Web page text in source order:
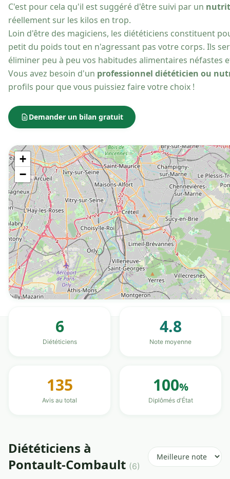
C'est pour cela qu'il est suggéré d'être suivi par un
réellement sur les kilos en trop.
Loin d'être des magiciens, les diététiciens constituent
petit du poids tout en n'agressant pas votre corps. Ils
éliminer peu à peu vos habitudes alimentaires néfastes
Vous avez besoin d'un professionnel diététicien ou
profils pour que vous puissiez faire votre choix !
Demander un bilan gratuit
+
−
6
Diététiciens
4.8
Note moyenne
135
Avis au total
100%
Diplômés d'État
Diététiciens à
Pontault-Combault (6)